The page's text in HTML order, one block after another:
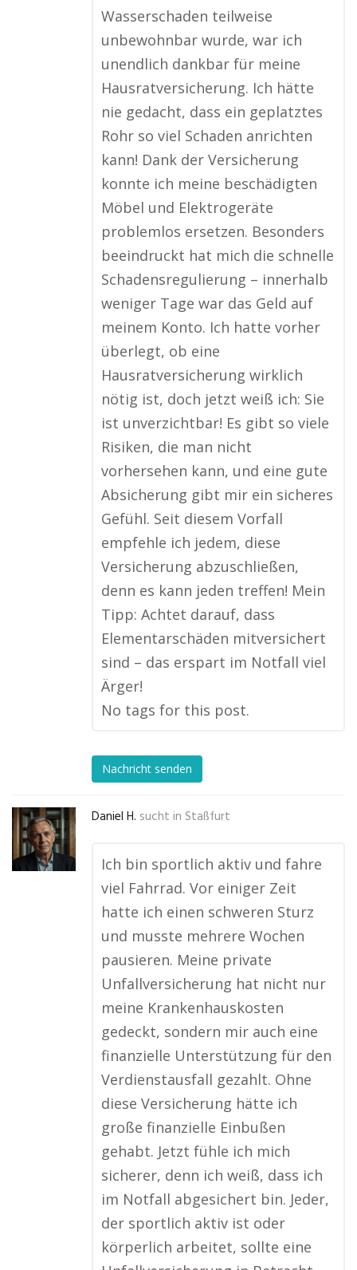
Wasserschaden teilweise
unbewohnbar wurde, war ich
unendlich dankbar für meine
Hausratversicherung. Ich hätte
nie gedacht, dass ein geplatztes
Rohr so viel Schaden anrichten
kann! Dank der Versicherung
konnte ich meine beschädigten
Möbel und Elektrogeräte
problemlos ersetzen. Besonders
beeindruckt hat mich die schnelle
Schadensregulierung – innerhalb
weniger Tage war das Geld auf
meinem Konto. Ich hatte vorher
überlegt, ob eine
Hausratversicherung wirklich
nötig ist, doch jetzt weiß ich: Sie
ist unverzichtbar! Es gibt so viele
Risiken, die man nicht
vorhersehen kann, und eine gute
Absicherung gibt mir ein sicheres
Gefühl. Seit diesem Vorfall
empfehle ich jedem, diese
Versicherung abzuschließen,
denn es kann jeden treffen! Mein
Tipp: Achtet darauf, dass
Elementarschäden mitversichert
sind – das erspart im Notfall viel
Ärger!
No tags for this post.
Nachricht senden
Daniel H. sucht in Staßfurt
Ich bin sportlich aktiv und fahre
viel Fahrrad. Vor einiger Zeit
hatte ich einen schweren Sturz
und musste mehrere Wochen
pausieren. Meine private
Unfallversicherung hat nicht nur
meine Krankenhauskosten
gedeckt, sondern mir auch eine
finanzielle Unterstützung für den
Verdienstausfall gezahlt. Ohne
diese Versicherung hätte ich
große finanzielle Einbußen
gehabt. Jetzt fühle ich mich
sicherer, denn ich weiß, dass ich
im Notfall abgesichert bin. Jeder,
der sportlich aktiv ist oder
körperlich arbeitet, sollte eine